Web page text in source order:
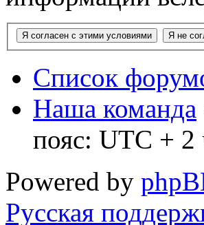
Список
Наша команда
пояс: UTC + 2
Powered by
Русская